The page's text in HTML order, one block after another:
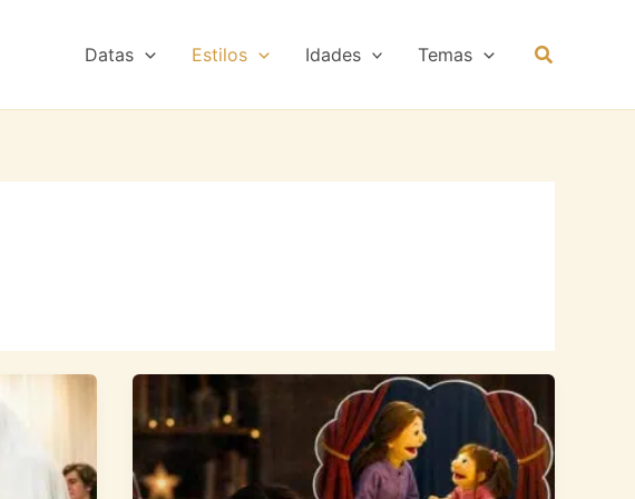
Datas Estilos Idades Temas